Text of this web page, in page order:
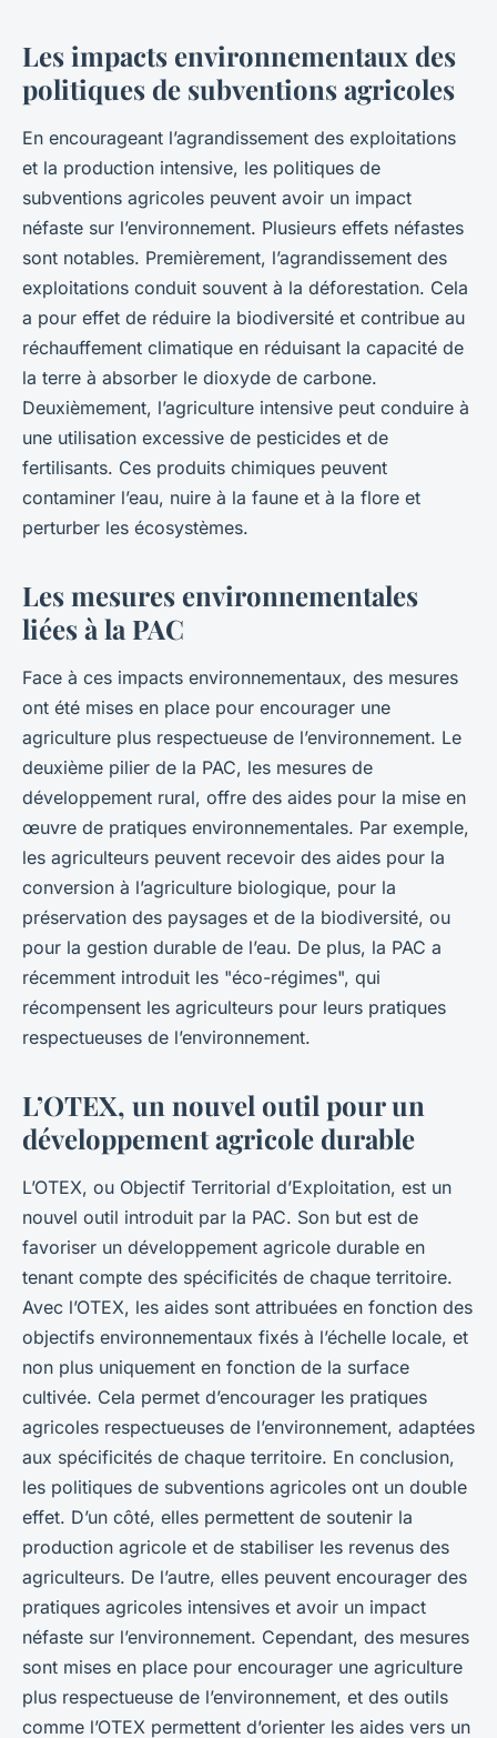
Les impacts environnementaux des
politiques de subventions agricoles
En encourageant l’agrandissement des exploitations
et la production intensive, les politiques de
subventions agricoles peuvent avoir un impact
néfaste sur l’environnement. Plusieurs effets néfastes
sont notables. Premièrement, l’agrandissement des
exploitations conduit souvent à la déforestation. Cela
a pour effet de réduire la biodiversité et contribue au
réchauffement climatique en réduisant la capacité de
la terre à absorber le dioxyde de carbone.
Deuxièmement, l’agriculture intensive peut conduire à
une utilisation excessive de pesticides et de
fertilisants. Ces produits chimiques peuvent
contaminer l’eau, nuire à la faune et à la flore et
perturber les écosystèmes.
Les mesures environnementales
liées à la PAC
Face à ces impacts environnementaux, des mesures
ont été mises en place pour encourager une
agriculture plus respectueuse de l’environnement. Le
deuxième pilier de la PAC, les mesures de
développement rural, offre des aides pour la mise en
œuvre de pratiques environnementales. Par exemple,
les agriculteurs peuvent recevoir des aides pour la
conversion à l’agriculture biologique, pour la
préservation des paysages et de la biodiversité, ou
pour la gestion durable de l’eau. De plus, la PAC a
récemment introduit les "éco-régimes", qui
récompensent les agriculteurs pour leurs pratiques
respectueuses de l’environnement.
L’OTEX, un nouvel outil pour un
développement agricole durable
L’OTEX, ou Objectif Territorial d’Exploitation, est un
nouvel outil introduit par la PAC. Son but est de
favoriser un développement agricole durable en
tenant compte des spécificités de chaque territoire.
Avec l’OTEX, les aides sont attribuées en fonction des
objectifs environnementaux fixés à l’échelle locale, et
non plus uniquement en fonction de la surface
cultivée. Cela permet d’encourager les pratiques
agricoles respectueuses de l’environnement, adaptées
aux spécificités de chaque territoire. En conclusion,
les politiques de subventions agricoles ont un double
effet. D’un côté, elles permettent de soutenir la
production agricole et de stabiliser les revenus des
agriculteurs. De l’autre, elles peuvent encourager des
pratiques agricoles intensives et avoir un impact
néfaste sur l’environnement. Cependant, des mesures
sont mises en place pour encourager une agriculture
plus respectueuse de l’environnement, et des outils
comme l’OTEX permettent d’orienter les aides vers un